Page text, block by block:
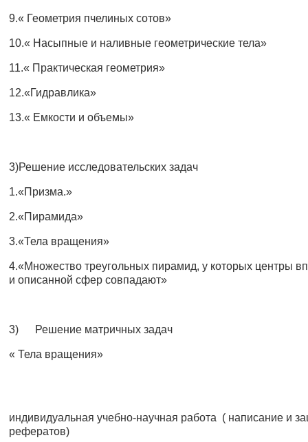
9.« Геометрия пчелиных сотов»
10.« Насыпные и наливные геометрические тела»
11.« Практическая геометрия»
12.«Гидравлика»
13.« Емкости и объемы»
3)Решение исследовательских задач
1.«Призма.»
2.«Пирамида»
3.«Тела вращения»
4.«Множество треугольных пирамид, у которых центры
и описанной сфер совпадают»
3) Решение матричных задач
« Тела вращения»
индивидуальная учебно-научная работа ( написание и
рефератов)